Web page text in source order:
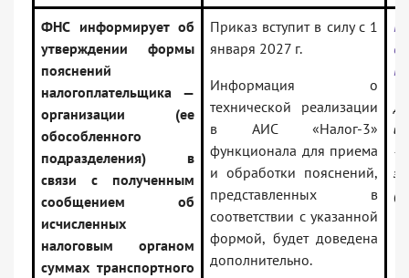
ФНС информирует об
утверждении формы
пояснений
налогоплательщика —
организации (ее
обособленного
подразделения) в
связи с полученным
сообщением об
исчисленных
налоговым органом
суммах транспортного
Приказ вступит в силу с 1
января 2027 г.
Информация о
технической реализации
в АИС «Налог-3»
функционала для приема
и обработки пояснений,
представленных в
соответствии с указанной
формой, будет доведена
дополнительно.
—